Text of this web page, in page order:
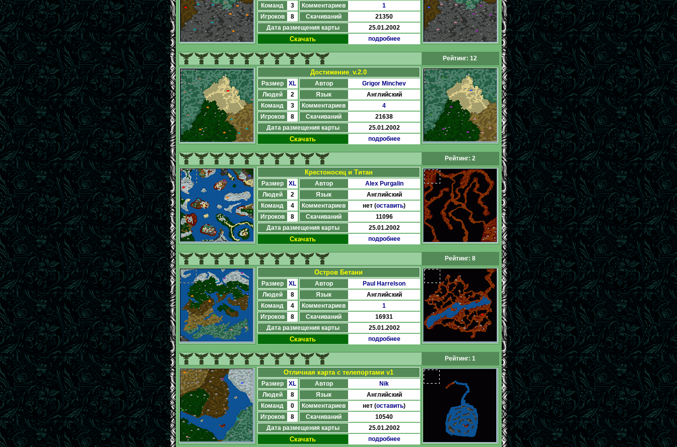
Команд
3 Комментариев
1
Игроков
8 Скачиваний
21350
Дата размещения карты
25.01.2002
Скачать подробнее
Рейтинг: 12
Достижение_v.2.0
Размер XL Автор
Grigor Minchev
Людей
2 Язык
Английский
Команд
3 Комментариев
4
Игроков
8 Скачиваний
21638
Дата размещения карты
25.01.2002
Скачать подробнее
Рейтинг: 2
Крестоносец и Титан
Размер XL Автор
Alex Purgalin
Людей
2 Язык
Английский
Команд
4 Комментариев нет (оставить)
Игроков
8 Скачиваний
11096
Дата размещения карты
25.01.2002
Скачать подробнее
Рейтинг: 8
Остров Бетани
Размер XL Автор
Paul Harrelson
Людей
8 Язык
Английский
Команд
4 Комментариев
1
Игроков
8 Скачиваний
16931
Дата размещения карты
25.01.2002
Скачать подробнее
Рейтинг: 1
Отличная карта с телепортами v1
Размер XL Автор
Nik
Людей
8 Язык
Английский
Команд
0 Комментариев нет (оставить)
Игроков
8 Скачиваний
10540
Дата размещения карты
25.01.2002
Скачать подробнее